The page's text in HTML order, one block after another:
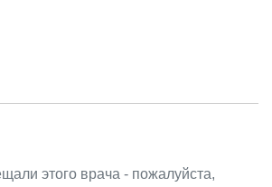
этого врача - пожалуйста,